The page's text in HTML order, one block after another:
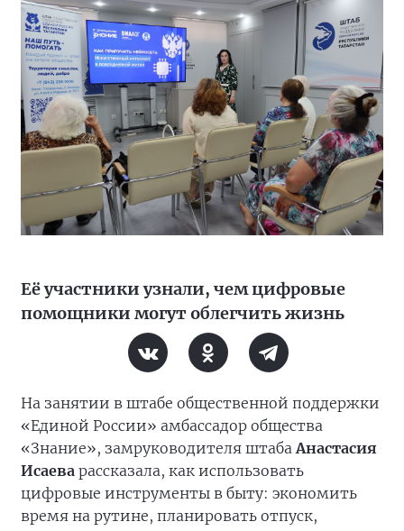
Её участники узнали, чем цифровые
помощники могут облегчить жизнь
На занятии в штабе общественной поддержки
«Единой России» амбассадор общества
«Знание», замруководителя штабаАнастасия
Исаева рассказала, как использовать
цифровые инструменты в быту: экономить
время на рутине, планировать отпуск,